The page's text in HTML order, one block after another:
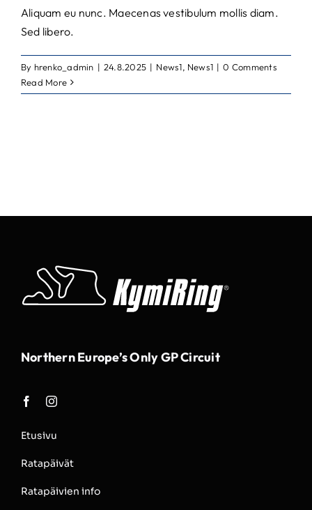
Aliquam eu nunc. Maecenas vestibulum mollis diam.
Sed libero.
By hrenko_admin | 24.8.2025 | News1, News1 | 0 Comments
Read More
Northern Europe’s Only GP Circuit
Etusivu
Ratapäivät
Ratapäivien info